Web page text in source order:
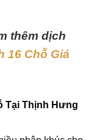
thêm dịch
16 Chỗ Giá
Tại Thịnh Hưng